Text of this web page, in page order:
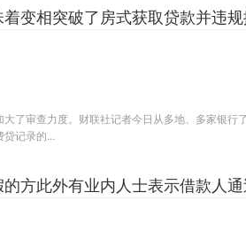
变相突破了房式获取贷款并违
了审查力度。财联社记者今日从多地、多家银
记录的...
方此外有业内人士表示借款人